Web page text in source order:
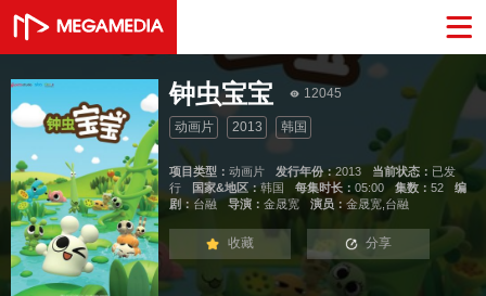
钟虫宝宝 12045
动画片 2013 韩国
项目类型： 动画片 发行年份：2013 当前状态： 已发
行
国家&地区：韩国 每集时长： 05:00 集数： 52
编
剧： 台融 导演： 金晟宽 演员： 金晟宽,台融
收藏 分享